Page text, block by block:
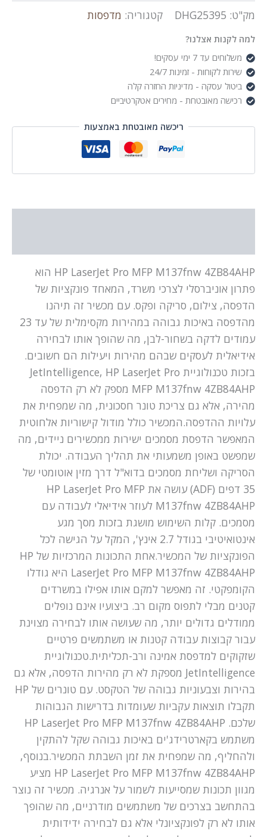
M137fnw
מק"ט: DHG25395 קטגוריה: מדפסות
למה לקנות אצלנו?
משלוחים עד 7 ימי עסקים!
שירות לקוחות - זמינות 24/7
ביטול עסקה - מדיניות החזרה קלה
רכישה מאובטחת - מחירים אטקרטיביים
ריכשה מאובטחת באמצעות
HP LaserJet Pro MFP M137fnw 4ZB84AHP הוא
פתרון אוניברסלי לצרכי משרד, המאחד פונקציות של
הדפסה, צילום, סריקה ופקס. עם מכשיר זה תיהנו
מהדפסה באיכות גבוהה במהירות מקסימלית של עד 23
עמודים לדקה בשחור-לבן, מה שהופך אותו לבחירה
אידיאלית לעסקים שבהם מהירות ויעילות הם חשובים.
בזכות טכנולוגיית JetIntelligence, HP LaserJet Pro
MFP M137fnw 4ZB84AHP מספק לא רק הדפסה
מהירה, אלא גם צריכת טונר חסכונית, מה שמפחית את
עלויות ההדפסה.המכשיר כולל מודול קישוריות אלחוטית
המאפשר הדפסת מסמכים ישירות ממכשירים ניידים, מה
שמפשט באופן משמעותי את תהליך העבודה. יכולת
הסריקה ושליחת מסמכים בדוא"ל דרך מזין אוטומטי של
35 דפים (ADF) עושה את HP LaserJet Pro MFP
M137fnw 4ZB84AHP לעוזר אידיאלי לעבודה עם
מסמכים. קלות השימוש מושגת בזכות מסך מגע
אינטואיטיבי בגודל 2.7 אינץ', המקל על הגישה לכל
הפונקציות של המכשיר.אחת התכונות המרכזיות של HP
LaserJet Pro MFP M137fnw 4ZB84AHP היא גודלו
הקומפקטי. זה מאפשר למקם אותו אפילו במשרדים
קטנים מבלי לתפוס מקום רב. ביצועיו אינם נופלים
ממודלים גדולים יותר, מה שעושה אותו לבחירה מצוינת
עבור קבוצות עבודה קטנות או משתמשים פרטיים
שזקוקים למדפסת אמינה ורב-תכליתית.טכנולוגיית
JetIntelligence מספקת לא רק מהירות הדפסה, אלא גם
בהירות וצבעוניות גבוהה של הטקסט. עם טונרים של HP
תקבלו תוצאות עקביות שעומדות בדרישות הגבוהות
שלכם. HP LaserJet Pro MFP M137fnw 4ZB84AHP
משתמש בקארטרידג'ים באיכות גבוהה שקל להתקין
ולהחליף, מה שמפחית את זמן השבתת המכשיר.בנוסף,
HP LaserJet Pro MFP M137fnw 4ZB84AHP מציע
מגוון תכונות שמסייעות לשמור על אנרגיה. מכשיר זה נוצר
בהתחשב בצרכים של משתמשים מודרניים, מה שהופך
אותו לא רק לפונקציונלי אלא גם לבחירה ידידותית